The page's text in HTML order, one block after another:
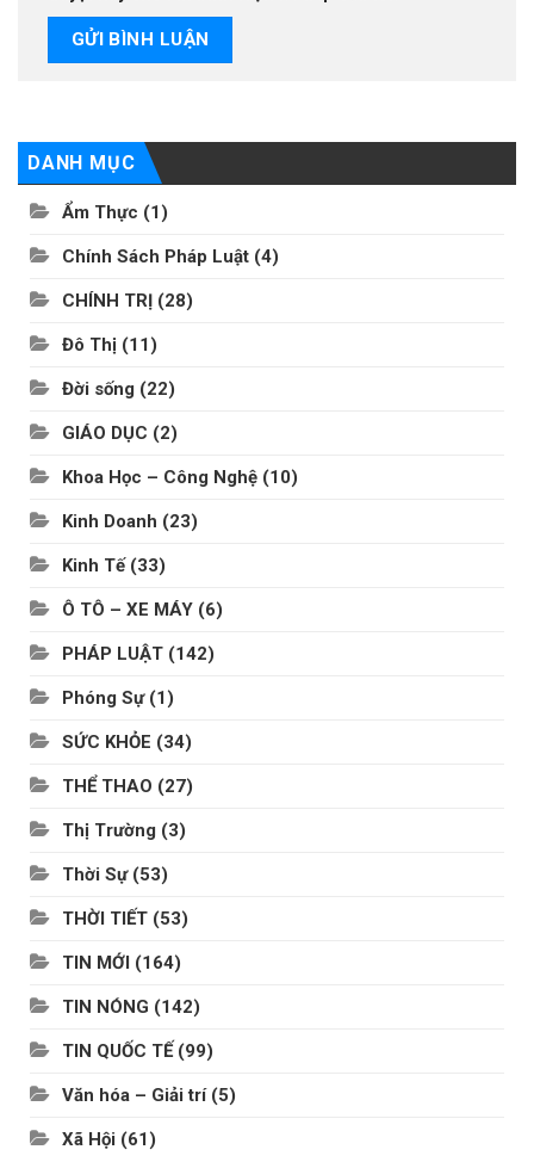
DANH MỤC
Ẩm Thực (1)
Chính Sách Pháp Luật (4)
CHÍNH TRỊ (28)
Đô Thị (11)
Đời sống (22)
GIÁO DỤC (2)
Khoa Học – Công Nghệ (10)
Kinh Doanh (23)
Kinh Tế(33)
Ô TÔ – XE MÁY (6)
PHÁP LUẬT (142)
Phóng Sự(1)
SỨC KHỎE (34)
THỂ THAO (27)
Thị Trường (3)
Thời Sự(53)
THỜI TIẾT (53)
TIN MỚI (164)
TIN NÓNG (142)
TIN QUỐC TẾ (99)
Văn hóa – Giải trí(5)
Xã Hội (61)